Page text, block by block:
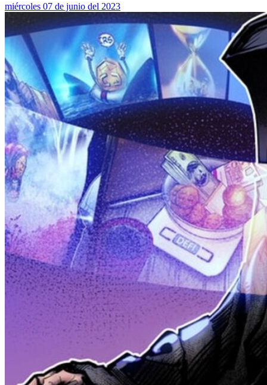
miércoles 07 de junio del 2023